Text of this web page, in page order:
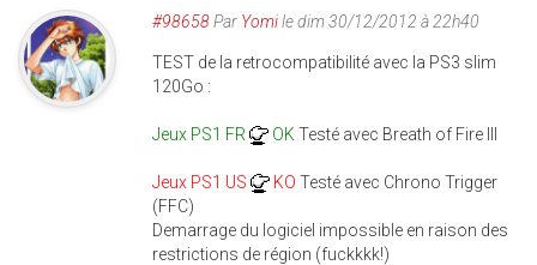
#98658Par Yomile dim 30/12/2012 à 22h40
TEST de la retrocompatibilité avec la PS3 slim
120Go :
Jeux PS1 FR OK Testé avec Breath of Fire III
Jeux PS1 US KO Testé avec Chrono Trigger
(FFC)
Demarrage du logiciel impossible en raison des
restrictions de région (fuckkkk!)